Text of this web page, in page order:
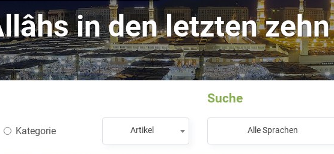
in den letzten
Suche
Kategorie Artikel Alle Sprachen